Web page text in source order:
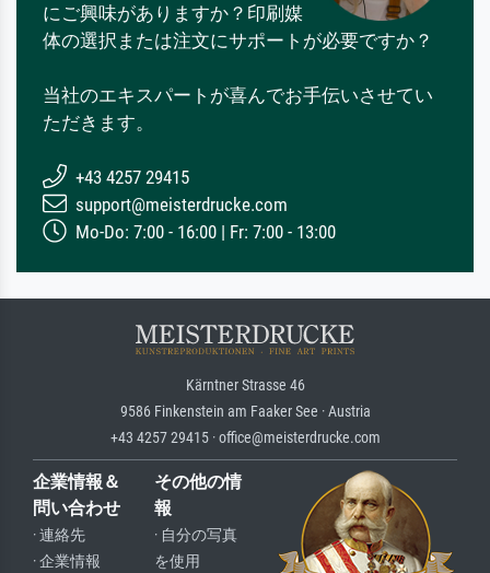
にご興味がありますか？印刷媒
体の選択または注文にサポートが必要ですか？
当社のエキスパートが喜んでお手伝いさせてい
ただきます。
+43 4257 29415
support@meisterdrucke.com
Mo-Do: 7:00 - 16:00 | Fr: 7:00 - 13:00
Kärntner Strasse 46
9586 Finkenstein am Faaker See · Austria
+43 4257 29415 · office@meisterdrucke.com
企業情報＆
問い合わせ
· 連絡先
· 企業情報
その他の情
報
· 自分の写真
を使用